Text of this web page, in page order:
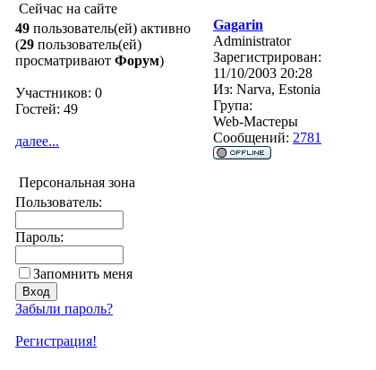
Сейчас на сайте
49 пользователь(ей) активно
(29 пользователь(ей)
просматривают Форум)
Участников: 0
Гостей: 49
далее...
Персональная зона
Пользователь:
Пароль:
Запомнить меня
Забыли пароль?
Регистрация!
Gagarin
Administrator
Зарегистрирован:
11/10/2003 20:28
Из: Narva, Estonia
Група:
Web-Мастеры
Сообщений: 2781